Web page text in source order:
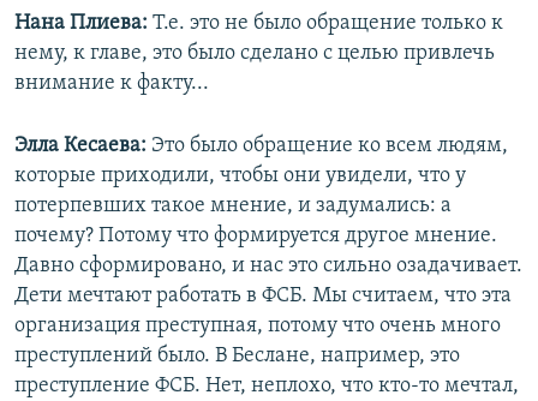
Нана Плиева: Т.е. это не было обращение только к
нему, к главе, это было сделано с целью привлечь
внимание к факту...
Элла Кесаева: Это было обращение ко всем людям,
которые приходили, чтобы они увидели, что у
потерпевших такое мнение, и задумались: а
почему? Потому что формируется другое мнение.
Давно сформировано, и нас это сильно озадачивает.
Дети мечтают работать в ФСБ. Мы считаем, что эта
организация преступная, потому что очень много
преступлений было. В Беслане, например, это
преступление ФСБ. Нет, неплохо, что кто-то мечтал,